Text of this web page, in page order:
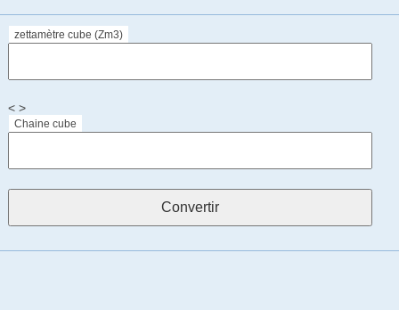
zettamètre cube (Zm3)
< >
Chaine cube